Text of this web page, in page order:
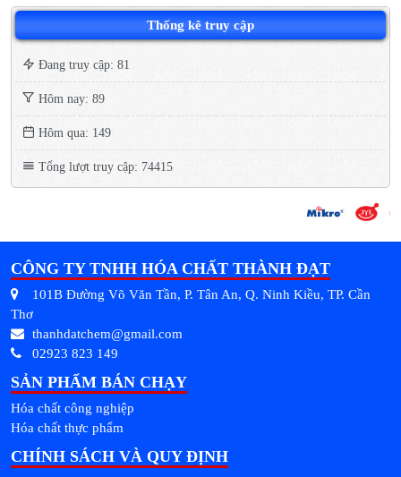
Thống kê truy cập
Đang truy cập: 81
Hôm nay: 89
Hôm qua: 149
Tổng lượt truy cập: 74415
CÔNG TY TNHH HÓA CHẤT THÀNH ĐẠT
101B Đường Võ Văn Tần, P. Tân An, Q. Ninh Kiều, TP. Cần
Thơ
thanhdatchem@gmail.com
02923 823 149
SẢN PHẨM BÁN CHẠY
Hóa chất công nghiệp
Hóa chất thực phẩm
CHÍNH SÁCH VÀ QUY ĐỊNH